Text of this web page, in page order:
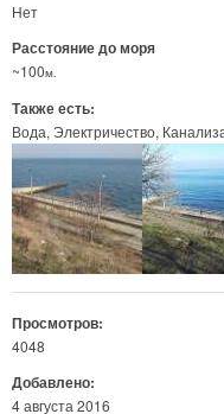
Нет
Расстояние до моря
~100м.
Также есть:
Вода Электричество
Просмотров:
4048
Добавлено:
4 августа 2016